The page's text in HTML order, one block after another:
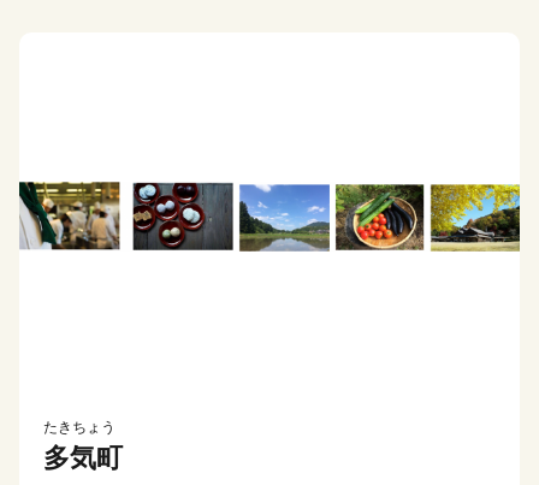
たきちょう
多気町